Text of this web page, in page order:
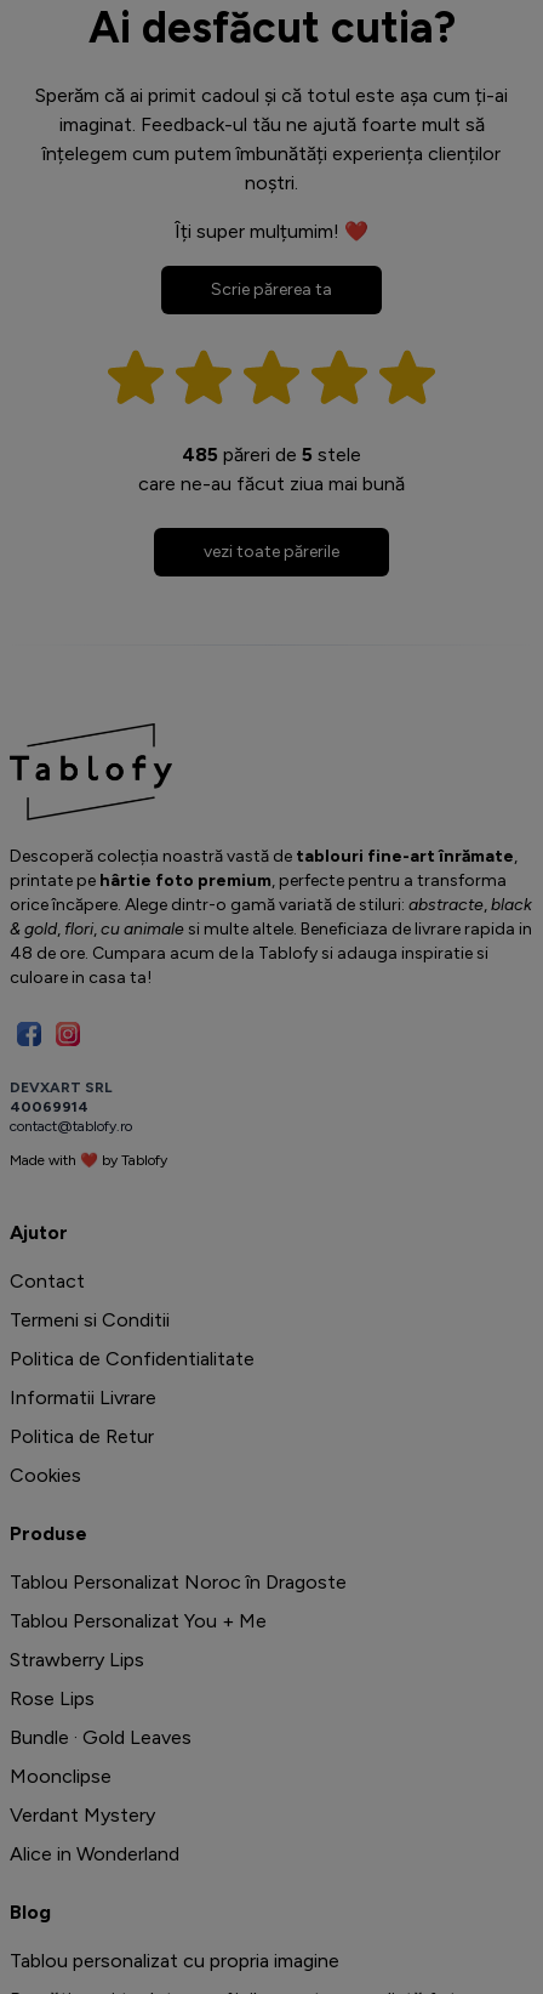
Ai desfăcut cutia?
Sperăm că ai primit cadoul și că totul este așa cum ți-ai
imaginat. Feedback-ul tău ne ajută foarte mult să
înțelegem cum putem îmbunătăți experiența clienților
noștri.
Îți super mulțumim! ❤️
Scrie părerea ta
485 păreri de 5 stele
care ne-au făcut ziua mai bună
vezi toate părerile
Descoperă colecția noastră vastă de tablouri fine-art înrămate,
printate pe hârtie foto premium, perfecte pentru a transforma
orice încăpere. Alege dintr-o gamă variată de stiluri: abstracte,black
& gold, flori,cu animalesi multe altele. Beneficiaza de livrare rapida in
48 de ore. Cumpara acum de la Tablofy si adauga inspiratie si
culoare in casa ta!
DEVXART SRL
40069914
contact@tablofy.ro
Made with ❤ by Tablofy
Ajutor
Contact
Termeni si Conditii
Politica de Confidentialitate
Informatii Livrare
Politica de Retur
Cookies
Produse
Tablou Personalizat Noroc în Dragoste
Tablou Personalizat You + Me
Strawberry Lips
Rose Lips
Bundle · Gold Leaves
Moonclipse
Verdant Mystery
Alice in Wonderland
Blog
Tablou personalizat cu propria imagine